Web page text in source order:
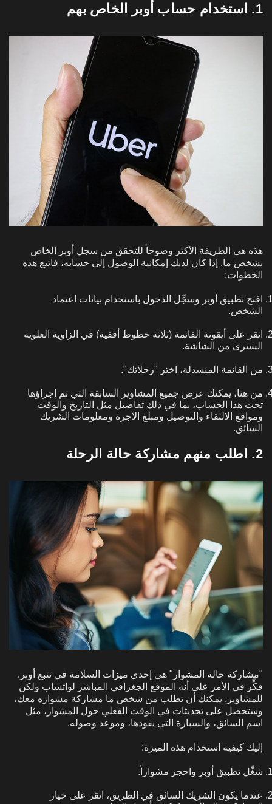
1. استخدام حساب أوبر الخاص بهم
هذه هي الطريقة الأكثر وضوحاً للتحقق من سجل أوبر الخاص
بشخص ما. إذا كان لديك إمكانية الوصول إلى حسابه، فاتبع هذه
الخطوات:
افتح تطبيق أوبر وسجِّل الدخول باستخدام بيانات اعتماد
الشخص.
انقر على أيقونة القائمة (ثلاثة خطوط أفقية) في الزاوية العلوية
اليسرى من الشاشة.
من القائمة المنسدلة، اختر "رحلاتك".
من هنا، يمكنك عرض جميع المشاوير السابقة التي تم إجراؤها
تحت هذا الحساب، بما في ذلك تفاصيل مثل التاريخ والوقت
ومواقع الالتقاء والتوصيل ومبلغ الأجرة ومعلومات الشريك
السائق.
2. اطلب منهم مشاركة حالة الرحلة
"مشاركة حالة المشوار" هي إحدى ميزات السلامة في تتبع أوبر.
فكِّر في الأمر على أنه الموقع الجغرافي المباشر لواتساب ولكن
للمشاوير. يمكنك أن تطلب من شخص ما مشاركة مشواره معك،
وستحصل على تحديثات في الوقت الفعلي حول المشوار، مثل
اسم السائق، والسيارة التي يقودها، وموعد وصوله.
إليك كيفية استخدام هذه الميزة:
شغِّل تطبيق أوبر واحجز مشواراً.
عندما يكون الشريك السائق في الطريق، انقر على خيار